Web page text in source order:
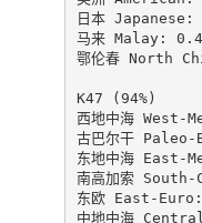
日本 Japanese:
马来 Malay:
鄂伦春 North
K47 (94%)
西地中海 West-
古巴尔干
东地中海 East-
南高加索
东欧 East-
中地中海